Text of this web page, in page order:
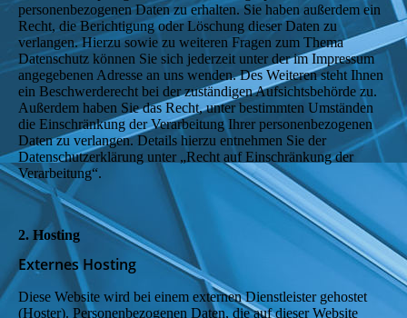
personenbezogenen Daten zu erhalten. Sie haben außerdem ein
Recht, die Berichtigung oder Löschung dieser Daten zu
verlangen. Hierzu sowie zu weiteren Fragen zum Thema
Datenschutz können Sie sich jederzeit unter der im Impressum
angegebenen Adresse an uns wenden. Des Weiteren steht Ihnen
ein Beschwerderecht bei der zuständigen Aufsichtsbehörde zu.
Außerdem haben Sie das Recht, unter bestimmten Umständen
die Einschränkung der Verarbeitung Ihrer personenbezogenen
Daten zu verlangen. Details hierzu entnehmen Sie der
Datenschutzerklärung unter „Recht auf Einschränkung der
Verarbeitung“.
2. Hosting
Externes Hosting
Diese Website wird bei einem externen Dienstleister gehostet
(Hoster). Personenbezogenen Daten, die auf dieser Website